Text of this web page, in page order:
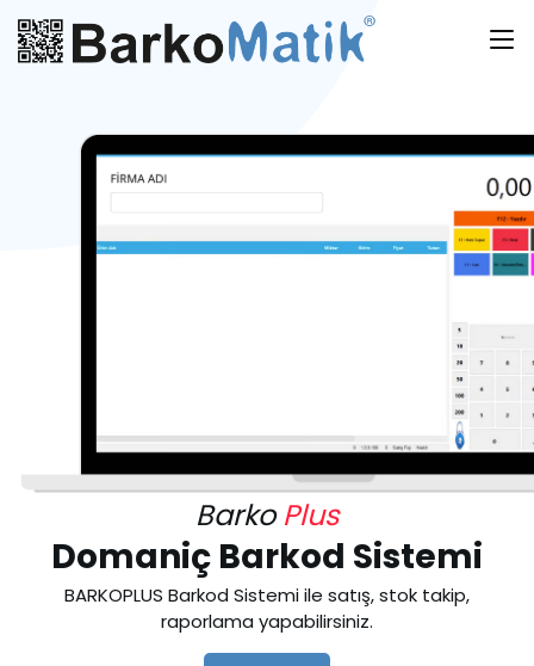
BarkoPlus
Domaniç Barkod Sistemi
BARKOPLUS Barkod Sistemi ile satış, stok takip,
raporlama yapabilirsiniz.